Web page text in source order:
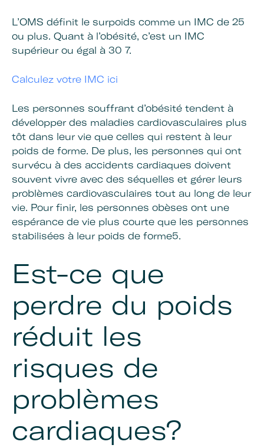
L’OMS définit le surpoids comme un IMC de 25
ou plus. Quant à l’obésité, c’est un IMC
supérieur ou égal à 30 7.
Calculez votre IMC ici
Les personnes souffrant d’obésité tendent à
développer des maladies cardiovasculaires plus
tôt dans leur vie que celles qui restent à leur
poids de forme. De plus, les personnes qui ont
survécu à des accidents cardiaques doivent
souvent vivre avec des séquelles et gérer leurs
problèmes cardiovasculaires tout au long de leur
vie. Pour finir, les personnes obèses ont une
espérance de vie plus courte que les personnes
stabilisées à leur poids de forme5.
Est-ce que
perdre du poids
réduit les
risques de
problèmes
cardiaques?